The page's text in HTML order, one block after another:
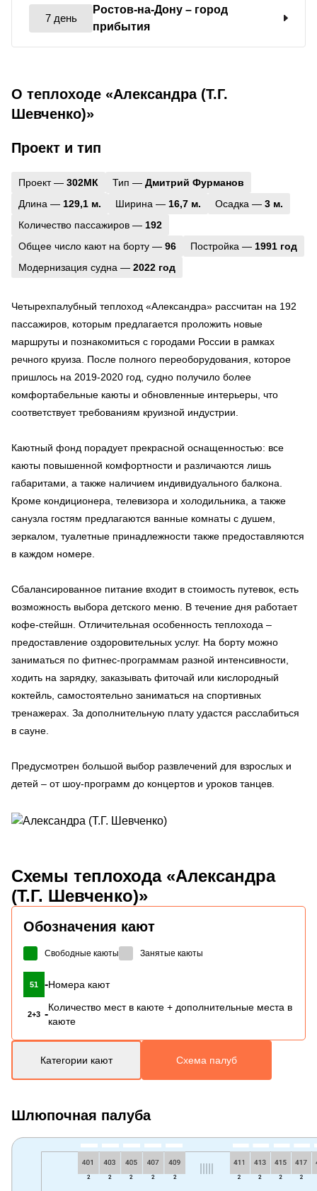
7 день
Ростов-на-Дону – город
прибытия
О теплоходе «Александра (Т.Г.
Шевченко)»
Проект и тип
Проект — 302МК Тип — Дмитрий Фурманов
Длина — 129,1 м. Ширина — 16,7 м. Осадка — 3 м.
Количество пассажиров — 192
Общее число кают на борту — 96 Постройка — 1991 год
Модернизация судна — 2022 год
Четырехпалубный теплоход «Александра» рассчитан на 192
пассажиров, которым предлагается проложить новые
маршруты и познакомиться с городами России в рамках
речного круиза. После полного переоборудования, которое
пришлось на 2019-2020 год, судно получило более
комфортабельные каюты и обновленные интерьеры, что
соответствует требованиям круизной индустрии.
Каютный фонд порадует прекрасной оснащенностью: все
каюты повышенной комфортности и различаются лишь
габаритами, а также наличием индивидуального балкона.
Кроме кондиционера, телевизора и холодильника, а также
санузла гостям предлагаются ванные комнаты с душем,
зеркалом, туалетные принадлежности также предоставляются
в каждом номере.
Сбалансированное питание входит в стоимость путевок, есть
возможность выбора детского меню. В течение дня работает
кофе-стейшн. Отличительная особенность теплохода –
предоставление оздоровительных услуг. На борту можно
заниматься по фитнес-программам разной интенсивности,
ходить на зарядку, заказывать фиточай или кислородный
коктейль, самостоятельно заниматься на спортивных
тренажерах. За дополнительную плату удастся расслабиться
в сауне.
Предусмотрен большой выбор развлечений для взрослых и
детей – от шоу-программ до концертов и уроков танцев.
Схемы теплохода «Александра
(Т.Г. Шевченко)»
Обозначения кают
Свободные каюты Занятые каюты
51 -Номера кают
2+3 -
Количество мест в каюте + дополнительные места в
каюте
Категории кают Схема палуб
Шлюпочная палуба